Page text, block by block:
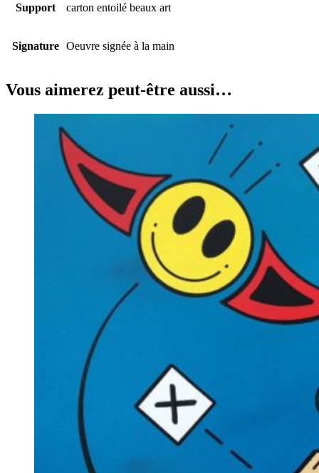
Support carton entoilé beaux art
Signature Oeuvre signée à la main
Vous aimerez peut-être aussi…